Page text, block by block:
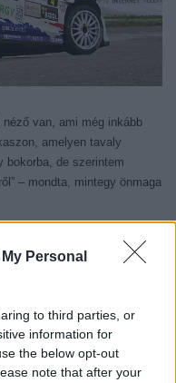
Personal
to third parties, or
information for
the below opt-out
note that after your
néző van, ami még inkább
amelyen tavaly
bokorba, de szerintem
– mondta, mintegy önmaga